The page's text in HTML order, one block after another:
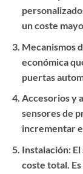
un coste
Mecanismos
económica
puertas
Accesorios y
sensores de
incrementar
Instalación:
coste total.